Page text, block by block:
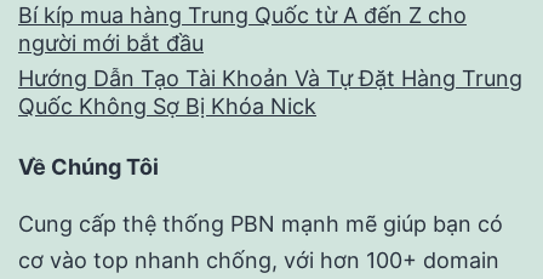
Bí kíp mua hàng Trung Quốc từ A đến Z cho
người mới bắt đầu
Hướng Dẫn Tạo Tài Khoản Và Tự Đặt Hàng Trung
Quốc Không Sợ Bị Khóa Nick
Về Chúng Tôi
Cung cấp thệ thống PBN mạnh mẽ giúp bạn có
cơ vào top nhanh chống, với hơn 100+ domain